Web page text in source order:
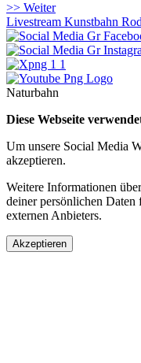
>> Weiter
Livestream Kunstbahn
Naturbahn
Diese Webseite
Um unsere Social Media
akzeptieren.
Weitere Informationen
deiner persönlichen Daten
externen Anbieters.
Akzeptieren